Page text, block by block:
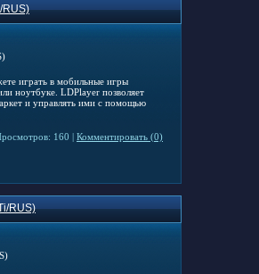
RUS)
играть в мобильные игры
ноутбуке. LDPlayer позволяет
и управлять ими с помощью
160 | Комментировать (0)
RUS)